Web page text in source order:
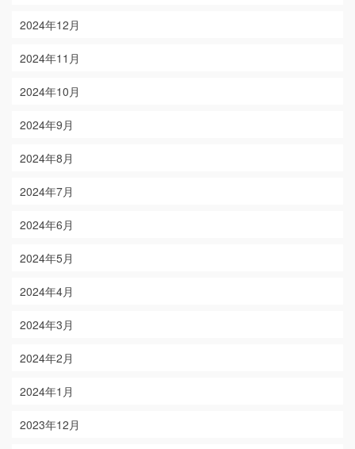
2024年12月
2024年11月
2024年10月
2024年9月
2024年8月
2024年7月
2024年6月
2024年5月
2024年4月
2024年3月
2024年2月
2024年1月
2023年12月